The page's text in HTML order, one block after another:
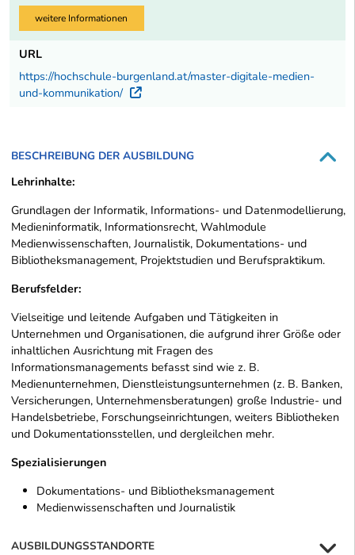
weitere Informationen
URL
https://hochschule-burgenland.at/master-digitale-medien-
und-kommunikation/
Externer Link
BESCHREIBUNG DER AUSBILDUNG
Lehrinhalte:
Grundlagen der Informatik, Informations- und Datenmodellierung,
Medieninformatik, Informationsrecht, Wahlmodule
Medienwissenschaften, Journalistik, Dokumentations- und
Bibliotheksmanagement, Projektstudien und Berufspraktikum.
Berufsfelder:
Vielseitige und leitende Aufgaben und Tätigkeiten in
Unternehmen und Organisationen, die aufgrund ihrer Größe oder
inhaltlichen Ausrichtung mit Fragen des
Informationsmanagements befasst sind wie z. B.
Medienunternehmen, Dienstleistungsunternehmen (z. B. Banken,
Versicherungen, Unternehmensberatungen) große Industrie- und
Handelsbetriebe, Forschungseinrichtungen, weiters Bibliotheken
und Dokumentationsstellen, und dergleilchen mehr.
Spezialisierungen
Dokumentations- und Bibliotheksmanagement
Medienwissenschaften und Journalistik
AUSBILDUNGSSTANDORTE